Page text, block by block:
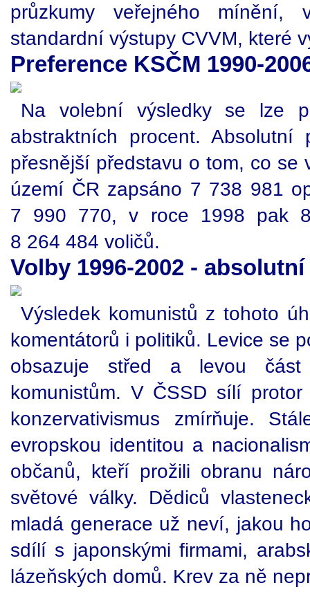
průzkumy veřejného mínění,
standardní výstupy CVVM, které
Preference KSČM 1990-
Na volební výsledky se lze
abstraktních procent.
přesnější představu o tom, co se
území ČR zapsáno 7 738 981
7 990 770, v roce 1998 pak
8 264 484 voličů.
Volby 1996-2002 -
Výsledek komunistů z tohoto
komentátorů i politiků. Levice se
obsazuje střed a levou část
komunistům. V ČSSD sílí
konzervativismus zmírňuje.
evropskou identitou a
občanů, kteří prožili obranu
světové války. Dědiců
mladá generace už neví, jakou
sdílí s japonskými firmami,
lázeňských domů. Krev za ně